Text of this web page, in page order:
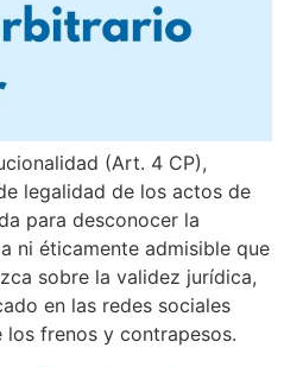
(Art. 4 CP),
legalidad de los actos de
para desconocer la
ni éticamente admisible que
sobre la validez jurídica,
en las redes sociales
frenos y contrapesos.